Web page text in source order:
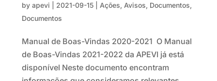
by apevi 2021-09-15| Ações, Avisos, Documentos,
Documentos
Manual de Boas-Vindas 2020-2021 O Manual
de Boas-Vindas 2021-2022 da APEVI já está
disponível Neste documento encontram